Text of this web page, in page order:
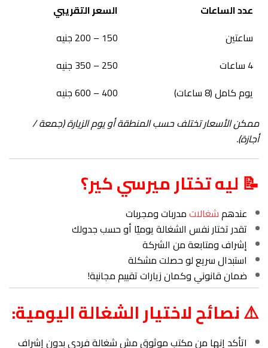
عدد الساعات
السعر التقريبي
ساعتين
150 – 200 جنيه
4 ساعات
250 – 350 جنيه
يوم كامل (8 ساعات)
400 – 600 جنيه
ممكن الأسعار تختلف حسب المنطقة أو يوم الزيارة (جمعة /
أجازة).
📝 ليه تختار ميرسي كير؟
عندهمشغالاتمدربات ومجربات
تقدر تختار نفس الشغالة يوميًا أو حسب جدولك
إشراف ومتابعة من الشركة
استبدال سريع لو حصلت مشكلة
ضمان قانوني وكمان زيارات تقييم مجانية!
⚠️ نصائح لاختيار الشغالة اليومية:
اتأكد إنها من مكتب موثوق مش شغالة فردي بدون إشراف